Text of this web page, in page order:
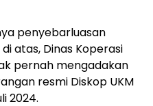
penyebarluasan
atas, Dinas Koperasi
pernah mengadakan
resmi Diskop UKM
2024.